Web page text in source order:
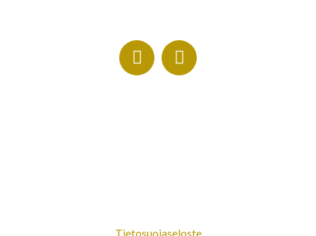
Tietosuojaseloste